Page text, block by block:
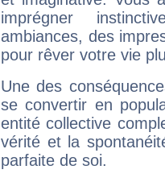
imprégner
ambiances, des
pour rêver votre vie
Une des
se convertir en
entité collective
vérité et la
parfaite de soi.